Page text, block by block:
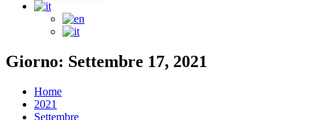
Giorno: Settembre 17, 2021
Home
2021
Settembre